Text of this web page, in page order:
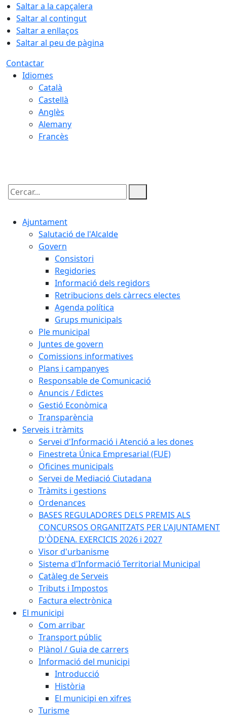
Saltar a la capçalera
Saltar al contingut
Saltar a enllaços
Saltar al peu de pàgina
Contactar
Idiomes
Català
Castellà
Anglès
Alemany
Francès
Cercar:
Ajuntament
Salutació de l'Alcalde
Govern
Consistori
Regidories
Informació dels regidors
Retribucions dels càrrecs electes
Agenda política
Grups municipals
Ple municipal
Juntes de govern
Comissions informatives
Plans i campanyes
Responsable de Comunicació
Anuncis / Edictes
Gestió Econòmica
Transparència
Serveis i tràmits
Servei d'Informació i Atenció a les dones
Finestreta Única Empresarial (FUE)
Oficines municipals
Servei de Mediació Ciutadana
Tràmits i gestions
Ordenances
BASES REGULADORES DELS PREMIS ALS
CONCURSOS ORGANITZATS PER L'AJUNTAMENT
D'ÒDENA. EXERCICIS 2026 i 2027
Visor d'urbanisme
Sistema d'Informació Territorial Municipal
Catàleg de Serveis
Tributs i Impostos
Factura electrònica
El municipi
Com arribar
Transport públic
Plànol / Guia de carrers
Informació del municipi
Introducció
Història
El municipi en xifres
Turisme